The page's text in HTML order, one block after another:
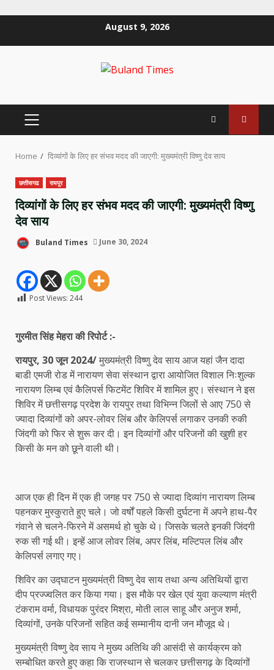
August 9, 2026
PRIMARY
MENU
Home दिव्यांगों के लिए हर संभव मदद की जाएगी: मुख्यमंत्री विष्णु देव साय
छत्तीसगढ रायपुर
दिव्यांगों के लिए हर संभव मदद की जाएगी: मुख्यमंत्री विष्णु
देव साय
Buland Times June 30, 2024
Post Views: 244
गुरमीत सिंह मेहरा की रिपोर्ट :-
रायपुर, 30 जून 2024/मुख्यमंत्री विष्णु देव साय आज यहां जैन दादा
बाडी एमजी रोड में नारायण सेवा संस्थान द्वारा आयोजित विशाल निःशुल्क
नारायण लिम्ब एवं कैलिपर्स फिटमेंट शिविर में शामिल हुए। संस्थान ने इस
शिविर में छत्तीसगढ़ प्रदेश के रायपुर तथा विभिन्न जिलों से आए 750 से
ज्यादा दिव्यांगों को अपर-लोवर लिंब और केलिपर्स लगाकर उनकी रुकी
जिंदगी को फिर से शुरू कर दी। इन दिव्यांगों और परिजनों की खुशी हर
किसी के मन को छूने वाली थी।
आज एक ही दिन में एक ही जगह पर 750 से ज्यादा दिव्यांग नारायण लिम्ब
पहनकर मुस्कुराते हुए चले। जो वर्षों पहले किसी दुर्घटना में अपने हाथ-पैर
गंवाने से चलने-फिरने में असमर्थ हो चुके थे। जिसके चलते इनकी जिंदगी
रुक सी गई थी। इन्हें आज लोवर लिंब, अपर लिंब, मल्टिपल लिंब और
केलिपर्स लगाए गए।
शिविर का उद्घाटन मुख्यमंत्री विष्णु देव साय तथा अन्य अतिथियों द्वारा
दीप प्रज्ज्वलित कर किया गया। इस मौके पर खेल एवं युवा कल्याण मंत्री
टंकराम वर्मा, विधायक पुरंदर मिश्रा, मोती लाल साहू और अनुज शर्मा,
दिव्यांगों, उनके परिजनों सहित कई सम्मानीय दानी जन मौजूद थे।
मुख्यमंत्री विष्णु देव साय ने मुख्य अतिथि की आसंदी से कार्यक्रम को
सम्बोधित करते हुए कहा कि राजस्थान से चलकर छत्तीसगढ़ के दिव्यांगों